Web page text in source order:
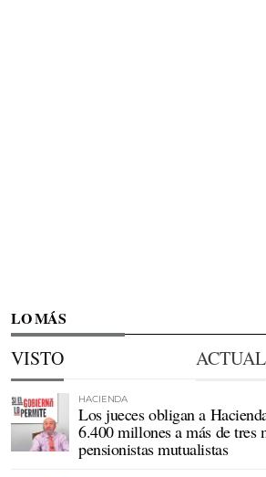
LO MÁS
VISTO ACTUAL
HACIENDA
Los jueces obligan a
6.400 millones a más de tres
pensionistas mutualistas